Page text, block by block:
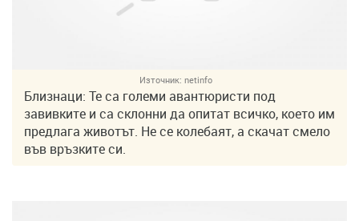
Източник: netinfo
Близнаци: Те са големи авантюристи под
завивките и са склонни да опитат всичко, което им
предлага животът. Не се колебаят, а скачат смело
във връзките си.